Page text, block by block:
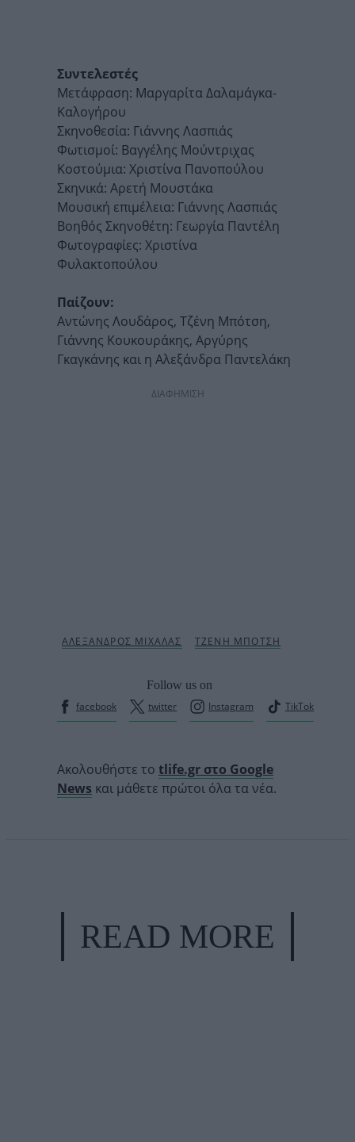
Συντελεστές
Μετάφραση: Μαργαρίτα Δαλαμάγκα-
Καλογήρου
Σκηνοθεσία: Γιάννης Λασπιάς
Φωτισμοί: Βαγγέλης Μούντριχας
Κοστούμια: Χριστίνα Πανοπούλου
Σκηνικά: Αρετή Μουστάκα
Μουσική επιμέλεια: Γιάννης Λασπιάς
Βοηθός Σκηνοθέτη: Γεωργία Παντέλη
Φωτογραφίες: Χριστίνα
Φυλακτοπούλου
Παίζουν:
Αντώνης Λουδάρος, Τζένη Μπότση,
Γιάννης Κουκουράκης, Αργύρης
Γκαγκάνης και η Αλεξάνδρα Παντελάκη
ΔΙΑΦΗΜΙΣΗ
Follow us on
facebook
twitter Instagram TikTok
Ακολουθήστε το tlife.gr στο Google
News και μάθετε πρώτοι όλα τα νέα.
READ MORE